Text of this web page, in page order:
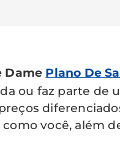
Dame Plano De
ou faz parte de
você, além